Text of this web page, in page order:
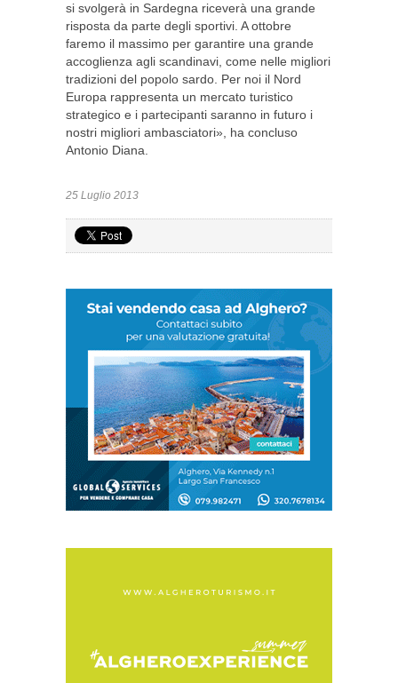
si svolgerà in Sardegna riceverà una grande
risposta da parte degli sportivi. A ottobre
faremo il massimo per garantire una grande
accoglienza agli scandinavi, come nelle migliori
tradizioni del popolo sardo. Per noi il Nord
Europa rappresenta un mercato turistico
strategico e i partecipanti saranno in futuro i
nostri migliori ambasciatori», ha concluso
Antonio Diana.
25 Luglio 2013